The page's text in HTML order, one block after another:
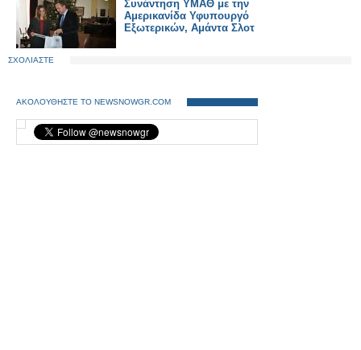
Συνάντηση ΥΜΑΘ με την
Αμερικανίδα Υφυπουργό
Εξωτερικών, Αμάντα Σλοτ
ΣΧΟΛΙΑΣΤΕ
ΑΚΟΛΟΥΘΗΣΤΕ ΤΟ NEWSNOWGR.COM